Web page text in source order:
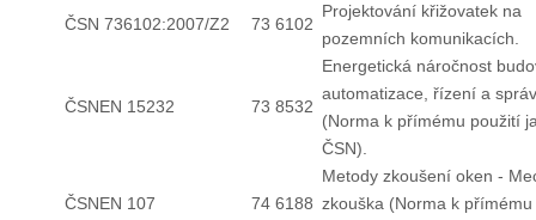
ČSN 736102:2007/Z2 73 6102
Projektování křižovatek na
pozemních komunikacích.
ČSNEN 15232 73 8532
Energetická náročnost
automatizace, řízení a
(Norma k přímému použití
ČSN).
ČSNEN 107 74 6188
Metody zkoušení oken -
zkouška (Norma k